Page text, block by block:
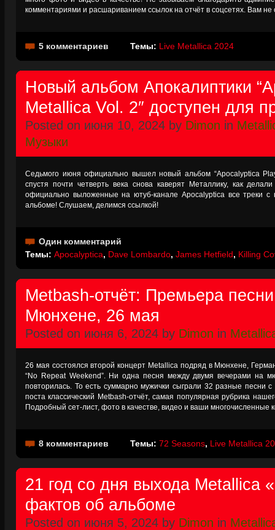
комментариями и расшариванием ссылок на отчёт в соцсетях. Вам
5 комментариев Темы: Live Metallica 2024
Новый альбом Апокалиптики
Metallica Vol. 2″ доступен для
Posted on июня 10, 2024 by Dimon in
Музыки
Седьмого июня официально вышел новый альбом “Apocalyptica
спустя почти четверть века снова каверят Металлику, как
официально выложенные на ютуб-канале Apocalyptica все треки с
альбоме! Слушаем, делимся ссылкой!
Один комментарий
Темы: Apocalyptica, Dave Lombardo, James Hetfield, Killing
Metbash-отчёт: Премьера
Мюнхене, 26 мая
Posted on июня 6, 2024 by Dimon in
26 мая состоялся второй концерт Metallica подряд в Мюнхене,
“No Repeat Weekend”. Ни одна песня между двумя вечерами на
повторилась. То есть суммарно мужички сыграли 32 разные песни
поста классический Metbash-отчёт, самая популярная рубрика
Подробный сет-лист, фото в качестве, видео и ваши многочисленные
8 комментариев Темы: 72 Seasons, Live Metallica
21 год со дня выхода Metallica
фактов об альбоме
Posted on июня 5, 2024 by Dimon in